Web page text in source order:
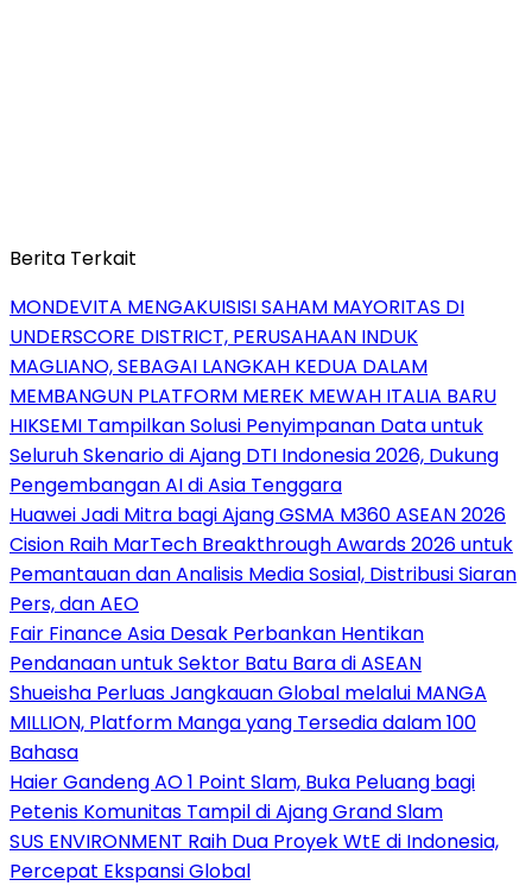
Berita Terkait
MONDEVITA MENGAKUISISI SAHAM MAYORITAS DI
UNDERSCORE DISTRICT, PERUSAHAAN INDUK
MAGLIANO, SEBAGAI LANGKAH KEDUA DALAM
MEMBANGUN PLATFORM MEREK MEWAH ITALIA BARU
HIKSEMI Tampilkan Solusi Penyimpanan Data untuk
Seluruh Skenario di Ajang DTI Indonesia 2026, Dukung
Pengembangan AI di Asia Tenggara
Huawei Jadi Mitra bagi Ajang GSMA M360 ASEAN 2026
Cision Raih MarTech Breakthrough Awards 2026 untuk
Pemantauan dan Analisis Media Sosial, Distribusi Siaran
Pers, dan AEO
Fair Finance Asia Desak Perbankan Hentikan
Pendanaan untuk Sektor Batu Bara di ASEAN
Shueisha Perluas Jangkauan Global melalui MANGA
MILLION, Platform Manga yang Tersedia dalam 100
Bahasa
Haier Gandeng AO 1 Point Slam, Buka Peluang bagi
Petenis Komunitas Tampil di Ajang Grand Slam
SUS ENVIRONMENT Raih Dua Proyek WtE di Indonesia,
Percepat Ekspansi Global